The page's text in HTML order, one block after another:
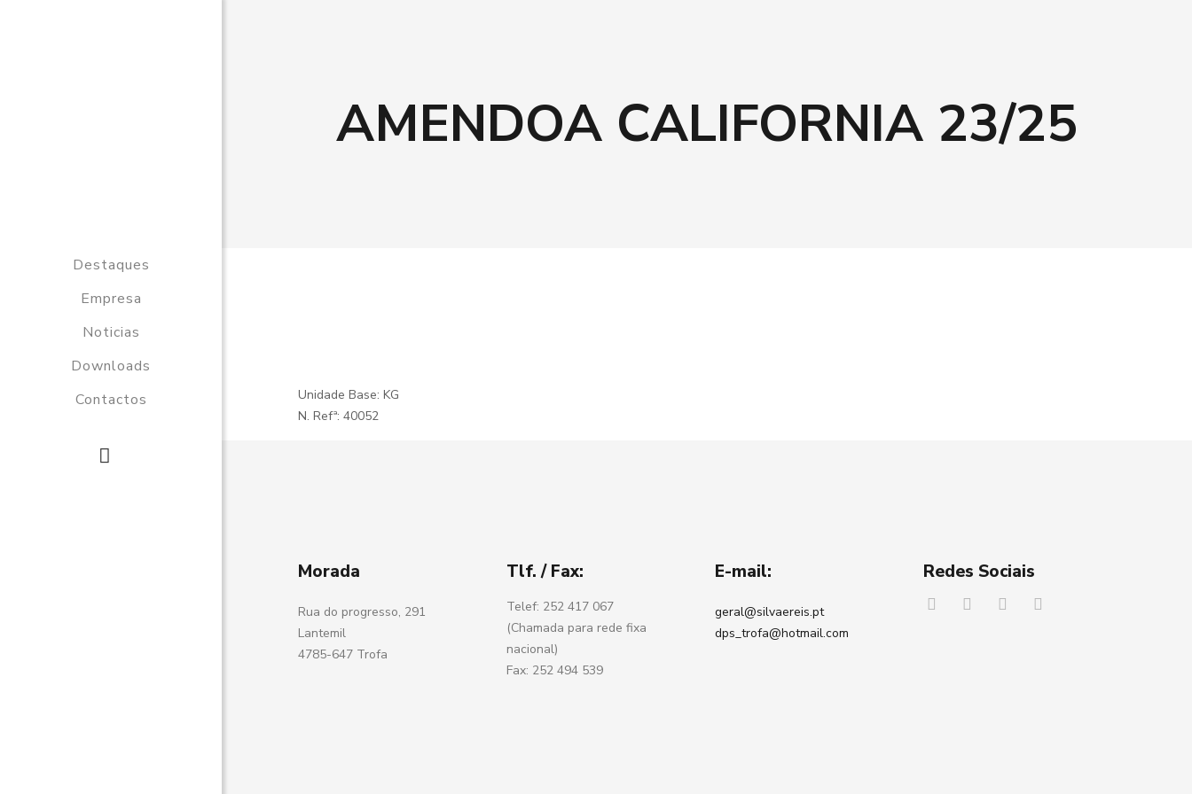
Destaques
Empresa
Noticias
Downloads
Contactos
AMENDOA CALIFORNIA 23/25
Unidade Base: KG
N. Refª: 40052
Morada
Rua do progresso, 291
Lantemil
4785-647 Trofa
Tlf. / Fax:
Telef: 252 417 067
(Chamada para rede fixa
nacional)
Fax: 252 494 539
E-mail:
geral@silvaereis.pt
dps_trofa@hotmail.com
Redes Sociais